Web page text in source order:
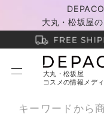
大丸・松坂屋
大丸・松坂屋
コスメの情報メデ